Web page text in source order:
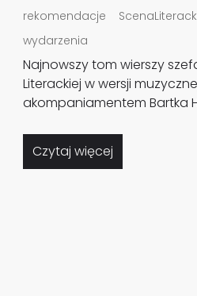
rekomendacje
wydarzenia
Najnowszy tom wierszy
Literackiej w wersji
akompaniamentem Bartka
Czytaj więcej